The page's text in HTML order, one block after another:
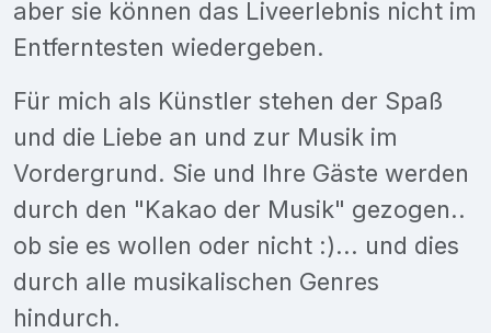
aber sie können das Liveerlebnis nicht im
Entferntesten wiedergeben.
Für mich als Künstler stehen der Spaß
und die Liebe an und zur Musik im
Vordergrund. Sie und Ihre Gäste werden
durch den "Kakao der Musik" gezogen..
ob sie es wollen oder nicht :)... und dies
durch alle musikalischen Genres
hindurch.